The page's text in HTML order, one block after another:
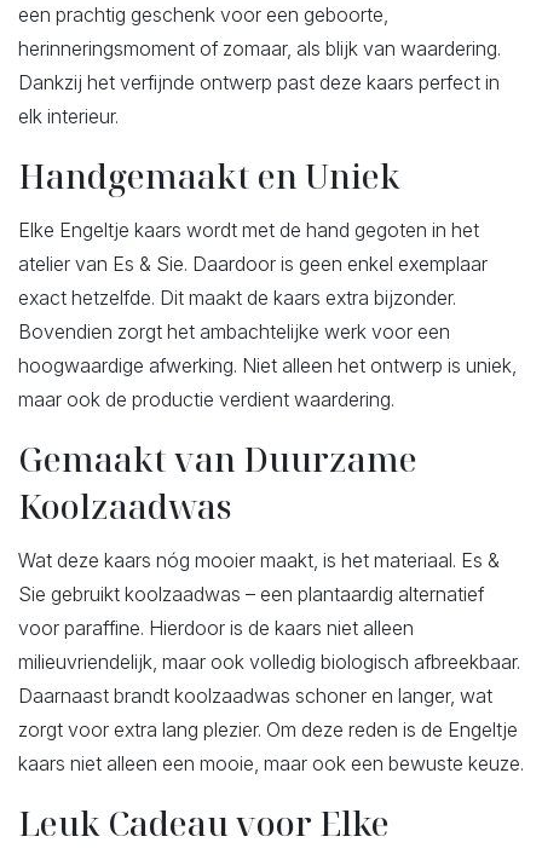
een prachtig geschenk voor een geboorte,
herinneringsmoment of zomaar, als blijk van waardering.
Dankzij het verfijnde ontwerp past deze kaars perfect in
elk interieur.
Handgemaakt en Uniek
Elke Engeltje kaars wordt met de hand gegoten in het
atelier van Es & Sie. Daardoor is geen enkel exemplaar
exact hetzelfde. Dit maakt de kaars extra bijzonder.
Bovendien zorgt het ambachtelijke werk voor een
hoogwaardige afwerking. Niet alleen het ontwerp is uniek,
maar ook de productie verdient waardering.
Gemaakt van Duurzame
Koolzaadwas
Wat deze kaars nóg mooier maakt, is het materiaal. Es &
Sie gebruikt koolzaadwas – een plantaardig alternatief
voor paraffine. Hierdoor is de kaars niet alleen
milieuvriendelijk, maar ook volledig biologisch afbreekbaar.
Daarnaast brandt koolzaadwas schoner en langer, wat
zorgt voor extra lang plezier. Om deze reden is de Engeltje
kaars niet alleen een mooie, maar ook een bewuste keuze.
Leuk Cadeau voor Elke